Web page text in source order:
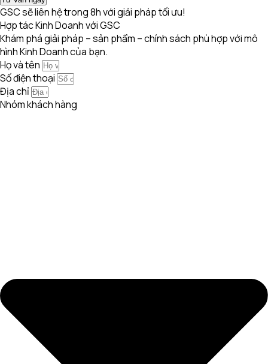
GSC sẽ liên hệ trong 8h với giải pháp tối ưu!
Hợp tác Kinh Doanh với GSC
Khám phá giải pháp – sản phẩm – chính sách phù hợp với mô
hình Kinh Doanh của bạn.
Họ và tên
Số điện thoại
Địa chỉ
Nhóm khách hàng